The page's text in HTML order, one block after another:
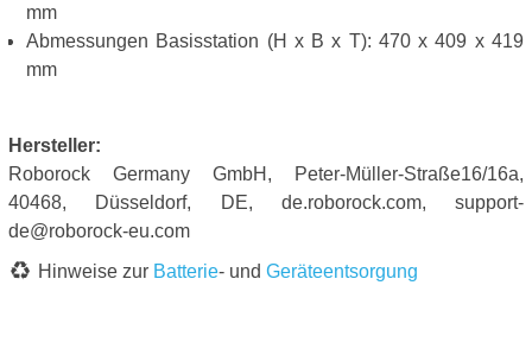
mm
Abmessungen Basisstation (H x B x T): 470 x 409 x 419
mm
Hersteller:
Roborock Germany GmbH, Peter-Müller-Straße16/16a,
40468, Düsseldorf, DE, de.roborock.com, support-
de@roborock-eu.com
Hinweise zur Batterie- und Geräteentsorgung